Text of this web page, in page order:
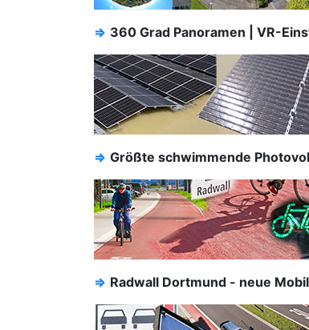
⇒ 360 Grad Panoramen | VR-
⇒ Größte schwimmende
⇒ Radwall Dortmund - neue